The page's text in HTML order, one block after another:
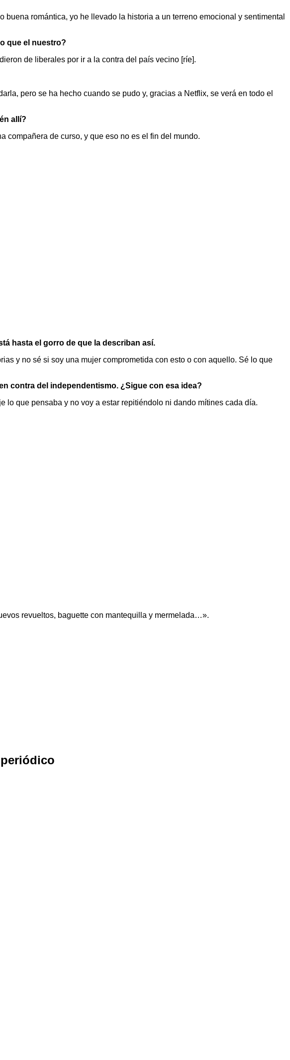
romántica, yo he llevado la historia a un terreno emocional y sentimental
que el nuestro?
de liberales por ir a la contra del país vecino [ríe].
pero se ha hecho cuando se pudo y, gracias a Netflix, se verá en todo el
allí?
compañera de curso, y que eso no es el fin del mundo.
hasta el gorro de que la describan así.
y no sé si soy una mujer comprometida con esto o con aquello. Sé lo que
contra del independentismo. ¿Sigue con esa idea?
lo que pensaba y no voy a estar repitiéndolo ni dando mítines cada día.
revueltos, baguette con mantequilla y mermelada…».